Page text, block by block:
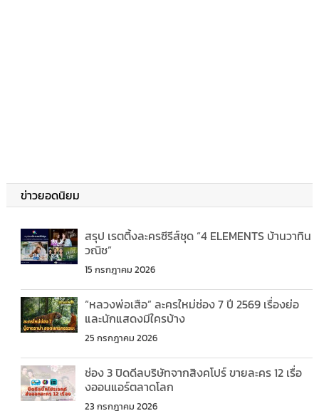
ข่าวยอดนิยม
สรุป เรตติ้งละครซีรีส์ชุด “4 ELEMENTS บ้านวาทิน
วณิช”
15 กรกฎาคม 2026
“หลวงพ่อเสือ” ละครใหม่ช่อง 7 ปี 2569 เรื่องย่อ
และนักแสดงมีใครบ้าง
25 กรกฎาคม 2026
ช่อง 3 ปิดดีลบริษัทจากสิงคโปร์ ขายละคร 12 เรื่อ
งออนแอร์ตลาดโลก
23 กรกฎาคม 2026